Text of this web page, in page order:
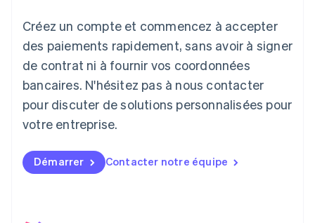
Créez un compte et commencez à accepter
des paiements rapidement, sans avoir à signer
de contrat ni à fournir vos coordonnées
bancaires. N'hésitez pas à nous contacter
pour discuter de solutions personnalisées pour
votre entreprise.
Démarrer Contacter notre équipe
English
Liechtenstein
Deutsch English
Lituanie
English
Luxembourg
FrançaisDeutschEnglish
Malaisie
Malte
English
Mexique